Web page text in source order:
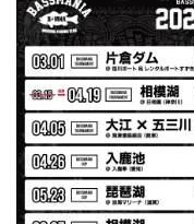
ブラッ
2026/07/
発送も早く着心地最
えば良かった！！
Logo
アッシ